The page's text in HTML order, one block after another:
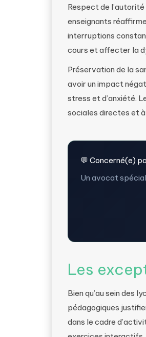
Respect de
enseignants
interruptions
cours et affecter la
Préservation de la
avoir un impact
stress et d’anxiété.
sociales directes et à
💬 Concerné(e)
Un avocat
Les
Bien qu’au sein des
pédagogiques
dans le cadre